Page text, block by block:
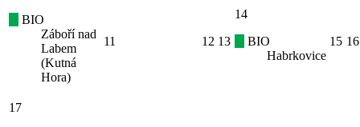
BIO
Záboří nad
Labem
(Kutná
Hora)
11 12 13
14
BIO
Habrkovice
15 16
17